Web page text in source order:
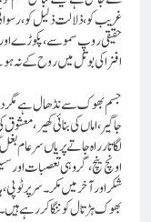
غریب کو، ذلالت ذلیل کو،
حقیقی روپ سموسے، پکوڑے
افزا کی بوتل میں روح کے نہ
جسم بھوک سے نڈھال ہے مگر دل،
جاگیر، اماں کی بنائی کھیر،
لگاتار راہ جاتے پریاں
اونچ نیچ، گروہی تعصبات اور
شکر اور آخر میں مکر۔ سر پر
بھوک ہڑتال کو ننگا کر رہے